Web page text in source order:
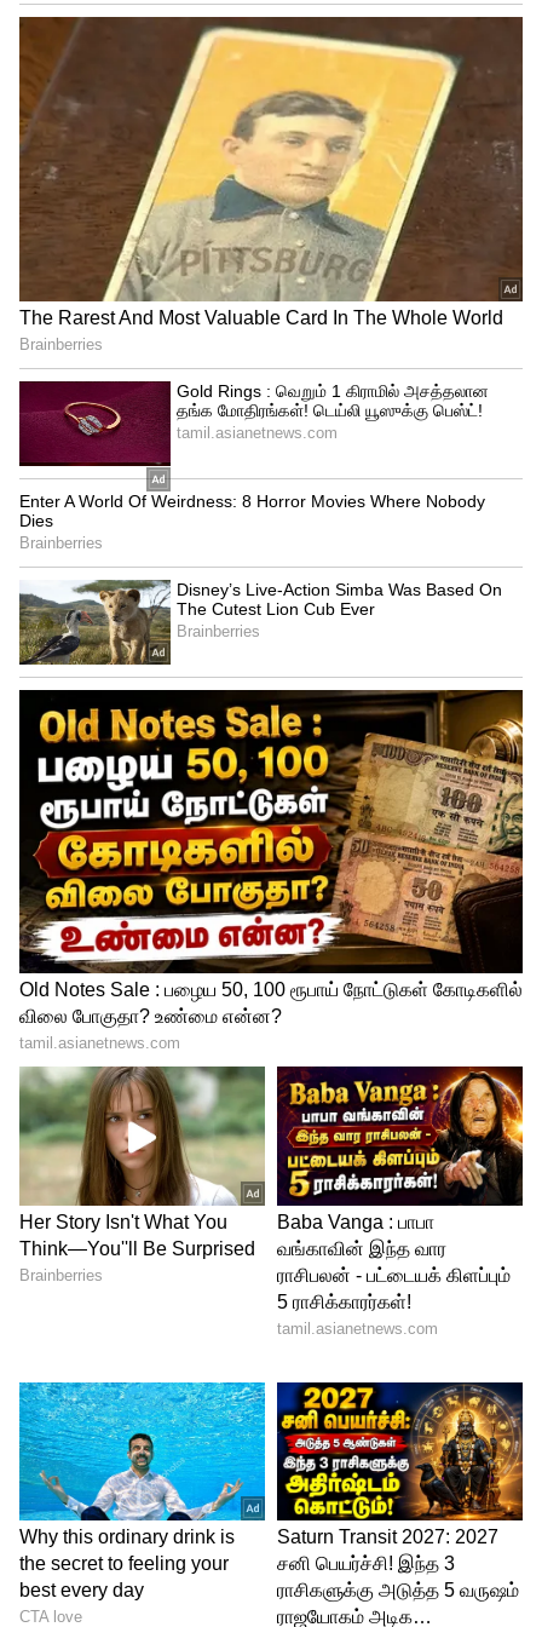
விக்னேஷ் சிவன் விலகியதால் அஜித்
படத்தை இயக்கம் வாய்ப்பு, விஷ்ணு
வர்தனுக்கு செல்ல வாய்ப்புள்ளதாக
கூறப்படுகிறது. ஏற்கனவே அஜித்தை
வைத்து, விஷ்ணு வர்தன் 'பில்லா 2'
படத்தை இயக்கி சூப்பர் ஹிட் வெற்றி
கொடுத்த நிலையில், அடுத்ததாக அஜித்தை
அவித்து 'பாட்ஷா படத்தின் இரண்டாம்
பாகத்தை இயக்க திட்டமிட்டுள்ளதாக
தகவல் வெளியானது.
ஜாக்கெட் போடாமல் சேலை கட்டி... பாரதி
ராஜா பட ஹீரோயின் லுக்கில் போஸ்
கொடுத்த ஜான்வி கபூர்! ஹாட்
போட்டோஸ்!
ஆனால் தற்போது விக்னேஷ் சிவனும்
வேண்டாம், விஷ்ணு வர்தனும் வேண்டாம்
என முடிவு செய்து விட்ட அஜித், பிரபல
திருப்பூர் தமிழன்ஸ் அபார
வெற்றி!